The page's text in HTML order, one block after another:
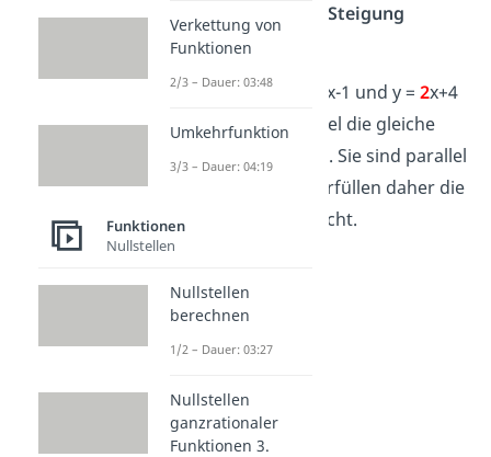
unterschiedliche Steigung
besitzen.
Die Geraden y =
x-1 und y =2x+4
haben zum Beispiel die gleiche
. Sie sind parallel
zueinander und erfüllen daher die
Voraussetzung nicht.
Verkettung von
Funktionen
2/3 – Dauer: 03:48
Umkehrfunktion
3/3 – Dauer: 04:19
Funktionen
Nullstellen
Nullstellen
berechnen
1/2 – Dauer: 03:27
Nullstellen
ganzrationaler
Funktionen 3.